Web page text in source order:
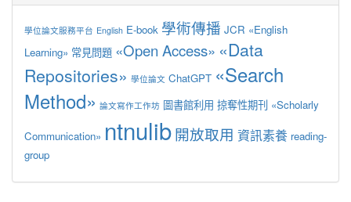
學位論文服務平台 English E-book 學術傳播 JCR «English
Learning» 常見問題 «Open Access» «Data
Repositories» 學位論文 ChatGPT «Search
Method» 論文寫作工作坊 圖書館利用 掠奪性期刊 «Scholarly
Communication» ntnulib開放取用 資訊素養 reading-
group